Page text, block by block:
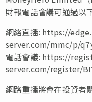
財報電話會議可通過以
網絡直播: https://
server.com/mmc/p/
電話會議: https://
server.com/register/
網路重播將會在投資者